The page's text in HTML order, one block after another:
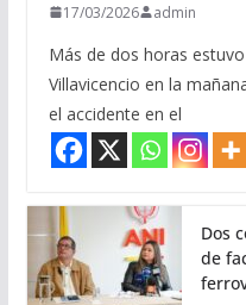
17/03/2026 admin
Más de dos horas
Villavicencio en la
el accidente en el
Dos
de